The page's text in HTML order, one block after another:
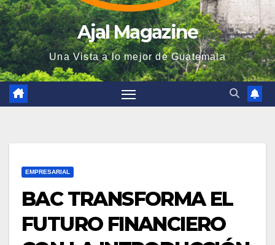
Ajal Magazine
Una Vista a lo mejor de Guatemala
EMPRESARIAL
BAC TRANSFORMA EL
FUTURO FINANCIERO